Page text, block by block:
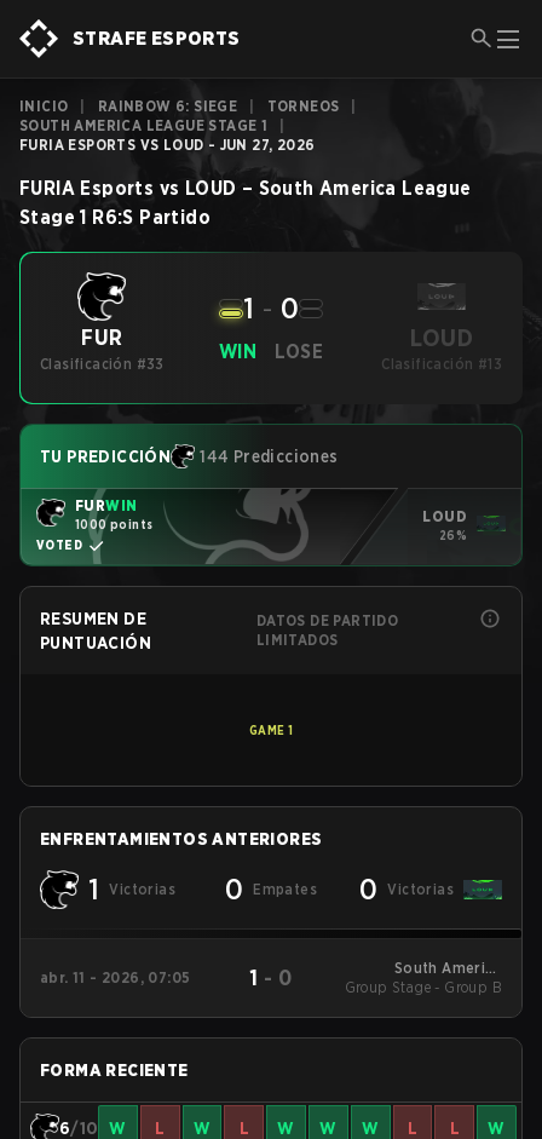
STRAFE ESPORTS
INICIO RAINBOW 6: SIEGE TORNEOS
SOUTH AMERICA LEAGUE STAGE 1
FURIA ESPORTS VS LOUD - JUN 27, 2026
FURIA Esports vs LOUD – South America League
Stage 1 R6:S Partido
FUR
Clasificación #33
WIN
1 - 0
LOSE LOUD
Clasificación #13
TU PREDICCIÓN 144 Predicciones
FURWIN
1000 points
VOTED
LOUD
26%
RESUMEN DE
PUNTUACIÓN
DATOS DE PARTIDO
LIMITADOS
GAME 1
ENFRENTAMIENTOS ANTERIORES
1 Victorias 0 Empates 0 Victorias
abr. 11 - 2026, 07:05 1 - 0
South America
League - South
Group Stage - Group B
FORMA RECIENTE
6/10 W L W L W W W L L W